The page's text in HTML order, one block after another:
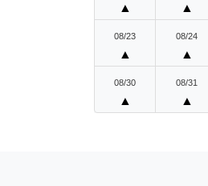
▲ ▲
08/23
▲
08/24
▲
08/30
▲
08/31
▲